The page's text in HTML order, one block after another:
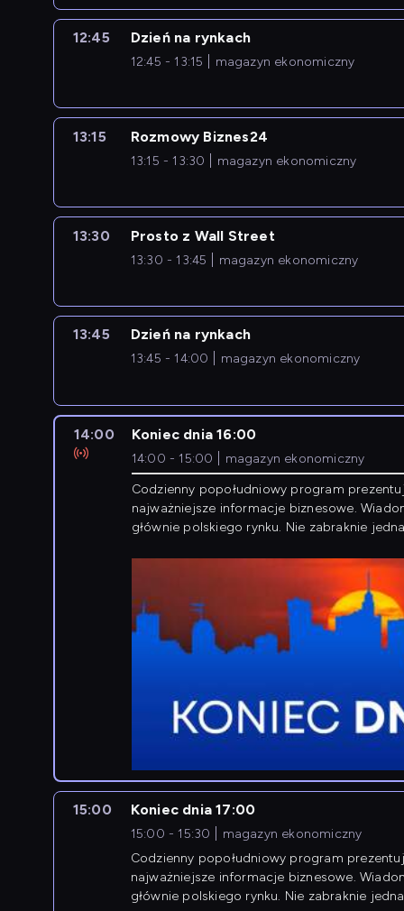
12:45 Dzień na rynkach
12:45 - 13:15 magazyn ekonomiczny
13:15 Rozmowy Biznes24
13:15 - 13:30 magazyn ekonomiczny
13:30 Prosto z Wall Street
13:30 - 13:45 magazyn ekonomiczny
13:45 Dzień na rynkach
13:45 - 14:00 magazyn ekonomiczny
14:00 Koniec dnia 16:00
14:00 - 15:00
magazyn ekonomiczny
Codzienny popołudniowy program
najważniejsze informacje biznesowe.
głównie polskiego rynku. Nie zabraknie
15:00 Koniec dnia 17:00
15:00 - 15:30
magazyn ekonomiczny
Codzienny popołudniowy program
najważniejsze informacje biznesowe.
głównie polskiego rynku. Nie zabraknie